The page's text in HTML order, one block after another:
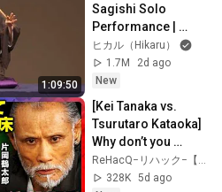
への対応、不登校の
３大原因、孤独死の
懸念【落合陽一】
1:09:50
Sagishi Solo
Performance |
Neko no Sara (The
Cat's Plate) / Manju
Kowai (Afraid...
ヒカル（Hikaru）
1.7M
2d ago
New
[Kei Tanaka vs.
Tsurutaro Kataoka]
Why don’t you
hesitate when
making life
328K 5d ago